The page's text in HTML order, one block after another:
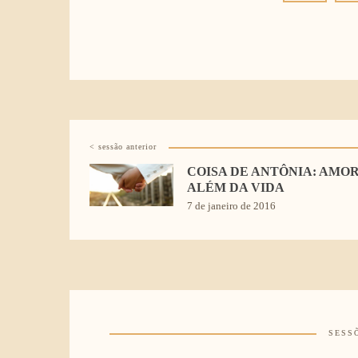
< sessão anterior
COISA DE ANTÔNIA:
ALÉM DA VIDA
7 de janeiro de 2016